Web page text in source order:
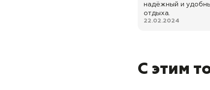
надёжный и
отдыха.
22.02.2024
С этим